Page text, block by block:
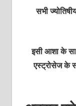
सभी
इसी आशा के
एस्ट्रोसेज के